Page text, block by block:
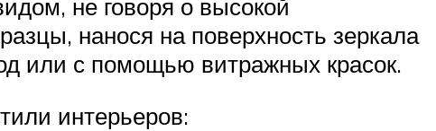
не говоря о высокой
нанося на поверхность зеркала
или с помощью витражных красок.
интерьеров: